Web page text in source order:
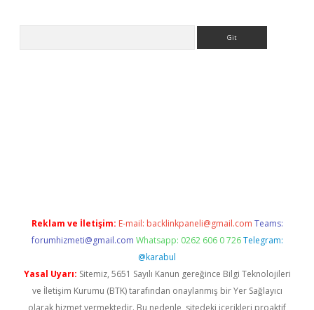
Reklam ve İletişim: E-mail: backlinkpaneli@gmail.com Teams:
forumhizmeti@gmail.com Whatsapp: 0262 606 0 726 Telegram:
@karabul
Yasal Uyarı: Sitemiz, 5651 Sayılı Kanun gereğince Bilgi Teknolojileri
ve İletişim Kurumu (BTK) tarafından onaylanmış bir Yer Sağlayıcı
olarak hizmet vermektedir. Bu nedenle, sitedeki içerikleri proaktif